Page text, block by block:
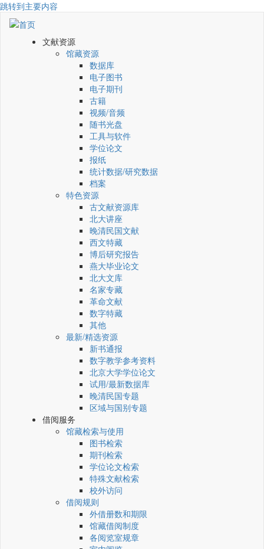
跳转到主要内容
文献资源
馆藏资源
数据库
电子图书
电子期刊
古籍
视频/音频
随书光盘
工具与软件
学位论文
报纸
统计数据/研究数据
档案
特色资源
古文献资源库
北大讲座
晚清民国文献
西文特藏
博后研究报告
燕大毕业论文
北大文库
名家专藏
革命文献
数字特藏
其他
最新/精选资源
新书通报
数字教学参考资料
北京大学学位论文
试用/最新数据库
晚清民国专题
区域与国别专题
借阅服务
馆藏检索与使用
图书检索
期刊检索
学位论文检索
特殊文献检索
校外访问
借阅规则
外借册数和期限
馆藏借阅制度
各阅览室规章